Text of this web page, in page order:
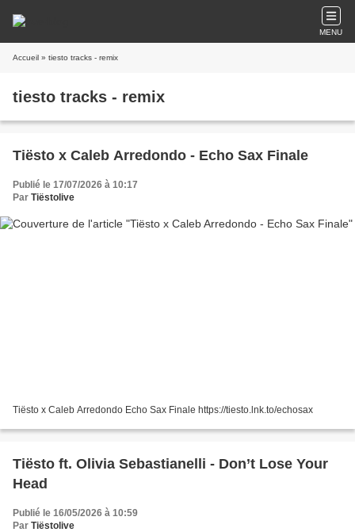
MENU
Accueil » tiesto tracks - remix
tiesto tracks - remix
Tiësto x Caleb Arredondo - Echo Sax Finale
Publié le 17/07/2026 à 10:17
Par Tiëstolive
Tiësto x Caleb Arredondo Echo Sax Finale https://tiesto.lnk.to/echosax
Tiësto ft. Olivia Sebastianelli - Don’t Lose Your
Head
Publié le 16/05/2026 à 10:59
Par Tiëstolive